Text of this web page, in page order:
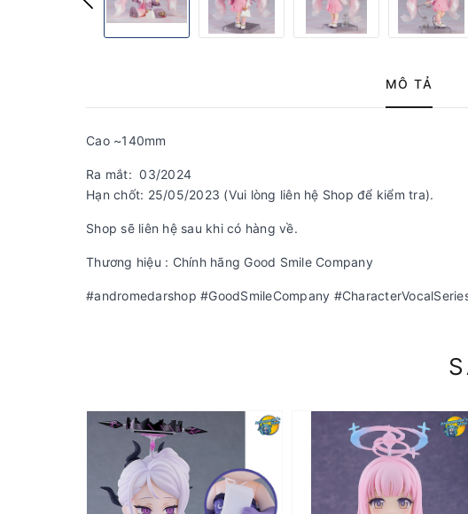
MÔ TẢ
Cao ~140mm
Ra mắt: 03/2024
Hạn chốt: 25/05/2023 (Vui lòng liên hệ Shop để kiểm tra).
Shop sẽ liên hệ sau khi có hàng về.
Thương hiệu : Chính hãng Good Smile Company
#andromedarshop #GoodSmileCompany